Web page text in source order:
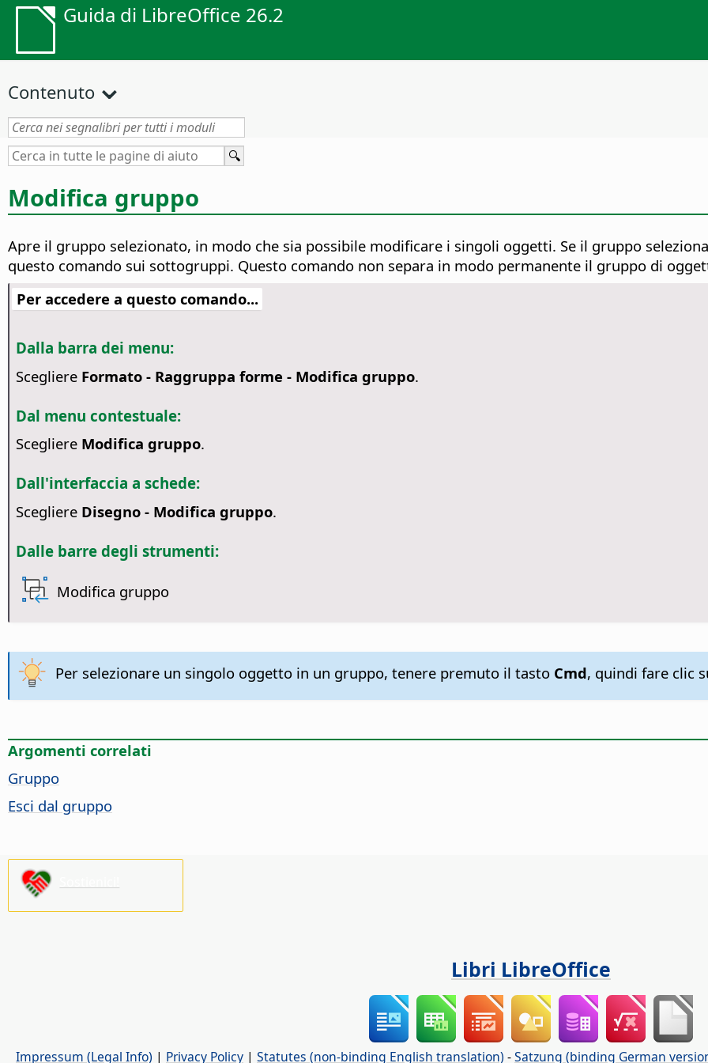
Guida di LibreOffice 26.2
Contenuto
Modifica gruppo
Apre il gruppo selezionato, in modo che sia possibile modificare i singoli oggetti. Se il gruppo
questo comando sui sottogruppi. Questo comando non separa in modo permanente il gruppo di
Per accedere a questo comando...
Dalla barra dei menu:
Scegliere Formato - Raggruppa forme - Modifica gruppo.
Dal menu contestuale:
Scegliere Modifica gruppo.
Dall'interfaccia a schede:
Scegliere Disegno - Modifica gruppo.
Dalle barre degli strumenti:
Modifica gruppo
Per selezionare un singolo oggetto in un gruppo, tenere premuto il tasto Cmd, quindi fare clic
Argomenti correlati
Gruppo
Esci dal gruppo
Libri LibreOffice
Impressum (Legal Info) | Privacy Policy | Statutes (non-binding English translation) -Satzung (binding German